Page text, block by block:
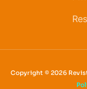
Copyright © 2026